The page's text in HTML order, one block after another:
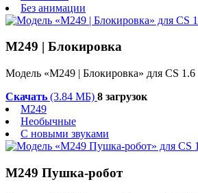
Без анимации
М249 | Блокировка
Модель «М249 | Блокировка» для CS 1.6
Скачать (3.84 МБ) 8 загрузок
M249
Необычные
С новыми звуками
М249 Пушка-робот